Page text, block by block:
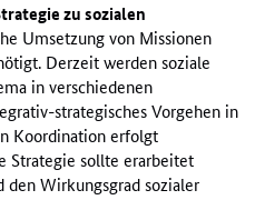
zu sozialen
Umsetzung von Missionen
Derzeit werden soziale
in verschiedenen
strategisches Vorgehen in
Koordination erfolgt
Strategie sollte erarbeitet
Wirkungsgrad sozialer